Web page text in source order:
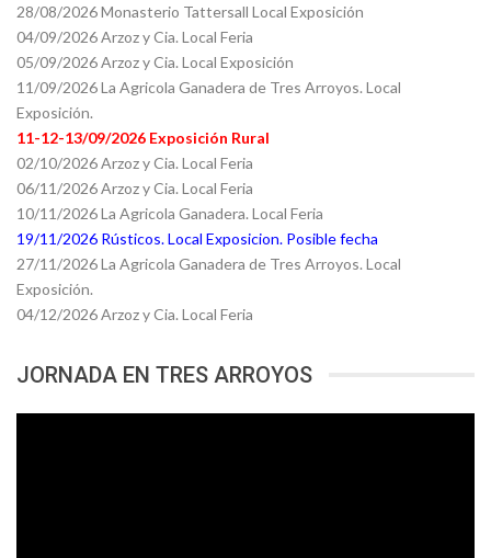
28/08/2026 Monasterio Tattersall Local Exposición
04/09/2026 Arzoz y Cia. Local Feria
05/09/2026 Arzoz y Cia. Local Exposición
11/09/2026 La Agricola Ganadera de Tres Arroyos. Local
Exposición.
11-12-13/09/2026 Exposición Rural
02/10/2026 Arzoz y Cia. Local Feria
06/11/2026 Arzoz y Cia. Local Feria
10/11/2026 La Agricola Ganadera. Local Feria
19/11/2026 Rústicos. Local Exposicion. Posible fecha
27/11/2026 La Agricola Ganadera de Tres Arroyos. Local
Exposición.
04/12/2026 Arzoz y Cia. Local Feria
JORNADA EN TRES ARROYOS